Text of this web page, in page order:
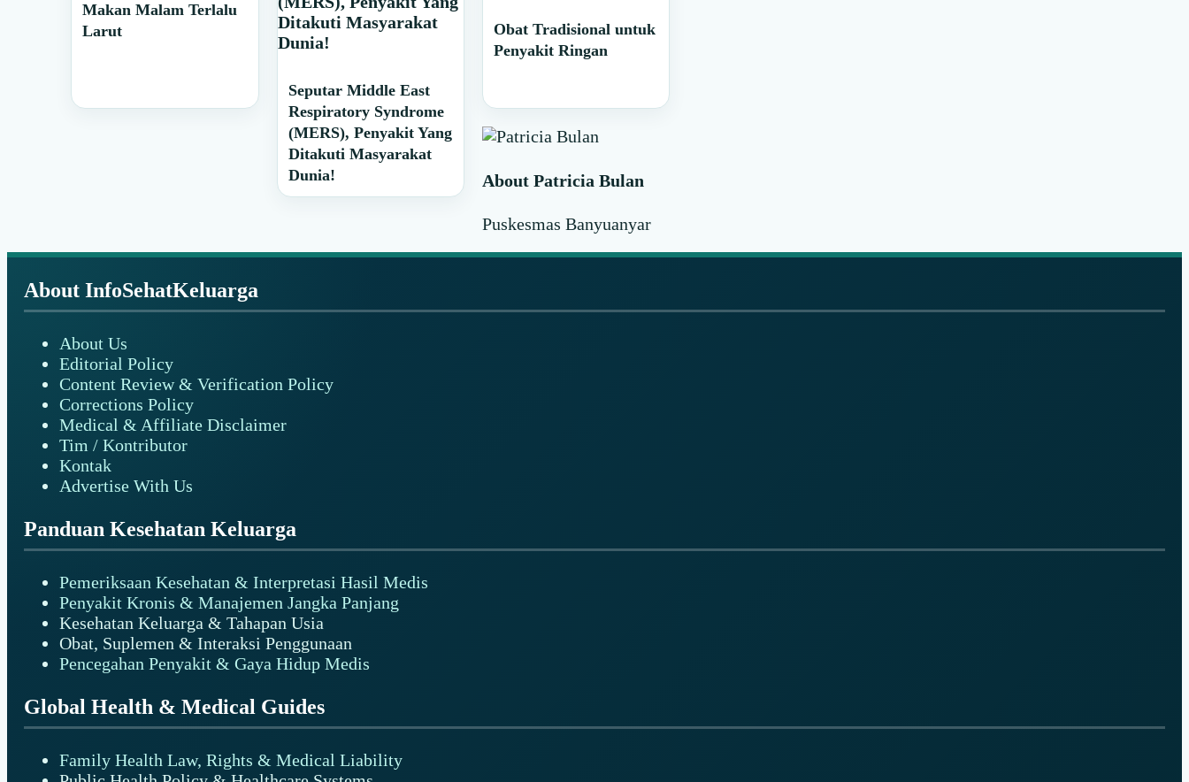
Makan Malam Terlalu
Larut
Seputar Middle East
Respiratory Syndrome
(MERS), Penyakit Yang
Ditakuti Masyarakat
Dunia!
Obat Tradisional untuk
Penyakit Ringan
About Patricia Bulan
Puskesmas Banyuanyar
Footer
About InfoSehatKeluarga
About Us
Editorial Policy
Content Review & Verification Policy
Corrections Policy
Medical & Affiliate Disclaimer
Tim / Kontributor
Kontak
Advertise With Us
Panduan Kesehatan Keluarga
Pemeriksaan Kesehatan & Interpretasi Hasil Medis
Penyakit Kronis & Manajemen Jangka Panjang
Kesehatan Keluarga & Tahapan Usia
Obat, Suplemen & Interaksi Penggunaan
Pencegahan Penyakit & Gaya Hidup Medis
Global Health & Medical Guides
Family Health Law, Rights & Medical Liability